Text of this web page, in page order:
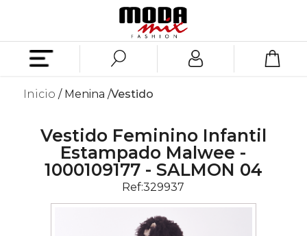
Inicio Menina Vestido
Vestido Feminino Infantil
Estampado Malwee -
1000109177 - SALMON 04
Ref:329937